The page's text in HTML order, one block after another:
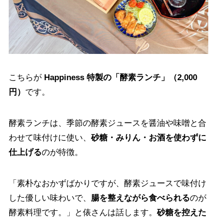
こちらがHappiness 特製の「酵素ランチ」（2,000
円） です。
酵素ランチは、季節の酵素ジュースを醤油や味噌と合
わせて味付けに使い、砂糖・みりん・お酒を使わずに
仕上げるのが特徴。
「素朴なおかずばかりですが、酵素ジュースで味付け
した優しい味わいで、 腸を整えながら食べられるのが
酵素料理です。」と俵さんは話します。砂糖を控えた